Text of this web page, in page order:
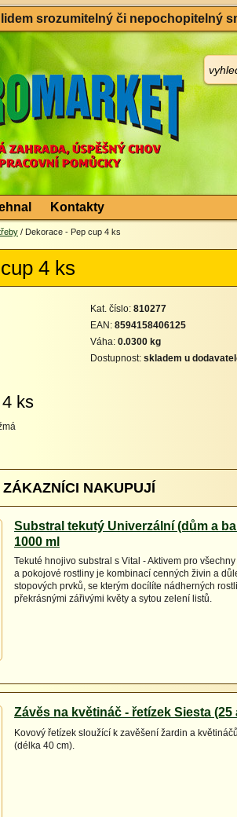
srozumitelný či nepochopitelný
Kontakty
/ Dekorace - Pep cup 4 ks
4 ks
Kat. číslo: 810277
EAN: 8594158406125
Váha: 0.0300 kg
Dostupnost: skladem u
ks
NAKUPUJÍ
Substral tekutý Univerzální (dům a
1000 ml
Tekuté hnojivo substral s Vital - Aktivem pro
a pokojové rostliny je kombinací cenných živin a
stopových prvků, se kterým docílíte nádherných
překrásnými zářivými květy a sytou zelení listů.
Závěs na květináč - řetízek Siesta (25
Kovový řetízek sloužící k zavěšení žardin a
(délka 40 cm).